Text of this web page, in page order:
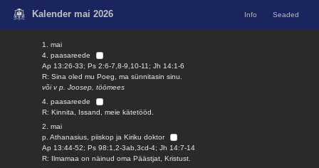
Kalender mai 2026 Info Seaded
1. mai
4. paasareede
Ap 13:26-33; Ps 2:6-7,8-9,10-11; Jh 14:1-6
R: Sina oled mu Poeg, ma sünnitasin sinu.
või v p. Joosep, töömees
4. paasareede
R: Kinnita, Issand, meie kätetööd.
2. mai
p. Athanasius, piiskop ja Kiriku doktor
Ap 13:44-52; Ps 98:1,2-3ab,3cd-4; Jh 14:7-14
R: Ilmamaa on näinud oma Päästjat, Kristust.